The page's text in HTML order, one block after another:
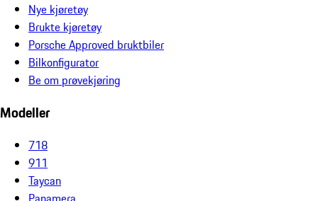
Nye kjøretøy
Brukte kjøretøy
Porsche Approved bruktbiler
Bilkonfigurator
Be om prøvekjøring
Modeller
718
911
Taycan